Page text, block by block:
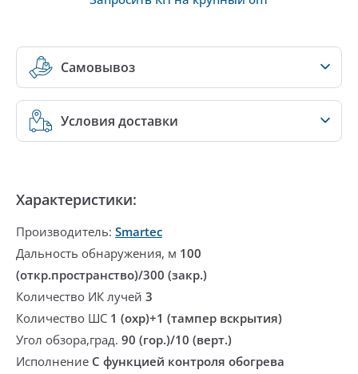
Самовывоз
Условия доставки
Характеристики:
Производитель: Smartec
Дальность обнаружения, м 100
(откр.пространство)/300 (закр.)
Количество ИК лучей 3
Количество ШС 1 (охр)+1 (тампер вскрытия)
Угол обзора,град. 90 (гор.)/10 (верт.)
Исполнение С функцией контроля обогрева